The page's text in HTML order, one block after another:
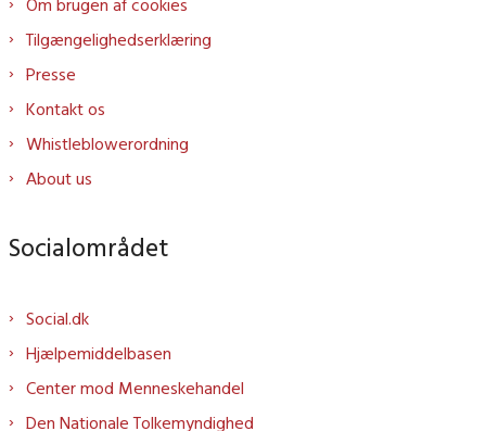
Om brugen af cookies
Tilgængelighedserklæring
Presse
Kontakt os
Whistleblowerordning
About us
Socialområdet
Social.dk
Hjælpemiddelbasen
Center mod Menneskehandel
Den Nationale Tolkemyndighed